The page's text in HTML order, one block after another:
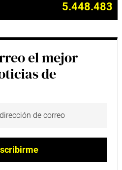
5.448.483
el mejor
de